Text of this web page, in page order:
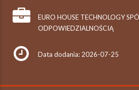
EURO HOUSE TECHNOLOGY
ODPOWIEDZIALNOŚCIĄ
Data dodania: 2026-07-25